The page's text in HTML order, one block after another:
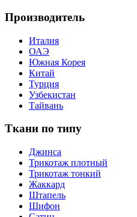
Производитель
Италия
ОАЭ
Южная Корея
Китай
Турция
Узбекистан
Тайвань
Ткани по типу
Джинса
Трикотаж плотный
Трикотаж тонкий
Жаккард
Штапель
Шифон